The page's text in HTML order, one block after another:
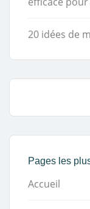
20 idées de
Pages les
Accueil